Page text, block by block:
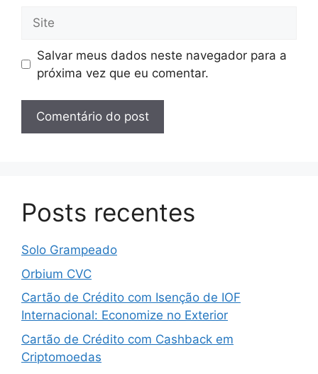
Salvar meus dados neste navegador para a
próxima vez que eu comentar.
Posts recentes
Solo Grampeado
Orbium CVC
Cartão de Crédito com Isenção de IOF
Internacional: Economize no Exterior
Cartão de Crédito com Cashback em
Criptomoedas